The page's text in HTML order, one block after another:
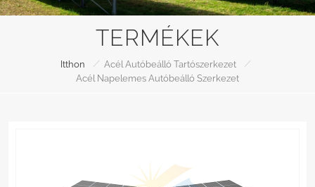
TERMÉKEK
Itthon / Acél Autóbeálló Tartószerkezet
/
Acél Napelemes Autóbeálló Szerkezet